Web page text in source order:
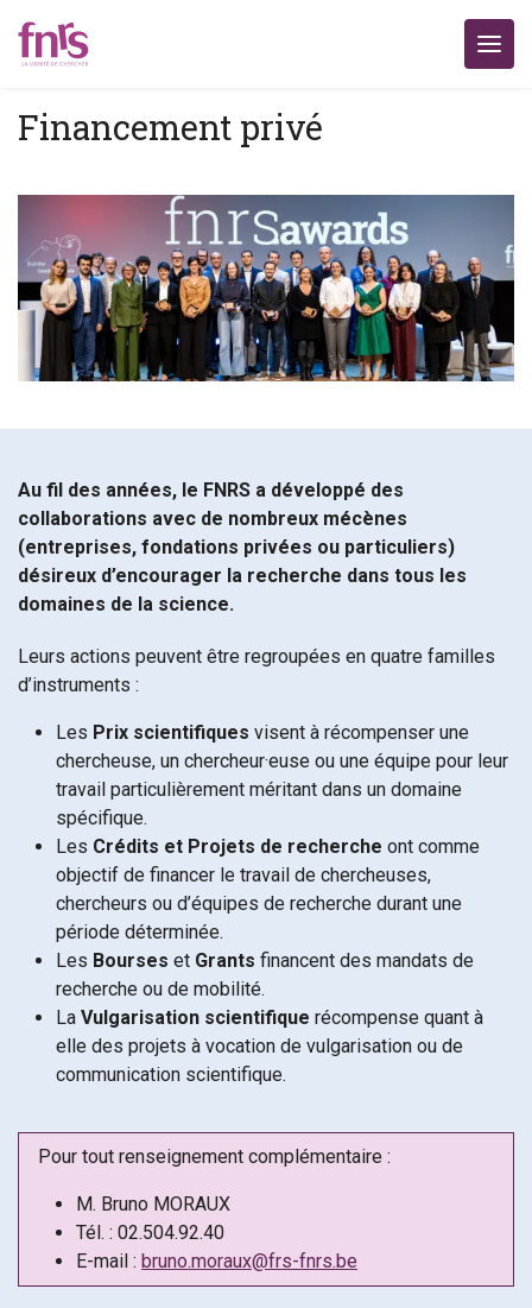
Financement privé
Au fil des années, le FNRS a développé des
collaborations avec de nombreux mécènes
(entreprises, fondations privées ou particuliers)
désireux d’encourager la recherche dans tous les
domaines de la science.
Leurs actions peuvent être regroupées en quatre familles
d’instruments :
Les Prix scientifiques visent à récompenser une
chercheuse, un chercheur·euse ou une équipe pour leur
travail particulièrement méritant dans un domaine
spécifique.
Les Crédits et Projets de recherche ont comme
objectif de financer le travail de chercheuses,
chercheurs ou d’équipes de recherche durant une
période déterminée.
Les Bourses et Grants financent des mandats de
recherche ou de mobilité.
La Vulgarisation scientifique récompense quant à
elle des projets à vocation de vulgarisation ou de
communication scientifique.
Pour tout renseignement complémentaire :
M. Bruno MORAUX
Tél. : 02.504.92.40
E-mail : bruno.moraux@frs-fnrs.be